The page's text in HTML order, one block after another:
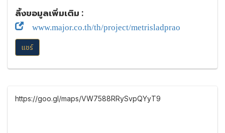
ลิ้งขอมูลเพิ่มเติม :
www.major.co.th/th/project/metrisladprao
แชร์
https://goo.gl/maps/VW7588RRySvpQYyT9